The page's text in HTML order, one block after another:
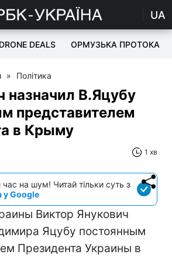
UA
DRONE DEALS ОРМУЗЬКА ПРОТОКА
» Політика
назначил В.Яцубу
представителем
в Крыму
1 хв
на шум! Читай тільки суть з
у Google
Виктор Янукович
Яцубу постоянным
Президента Украины в